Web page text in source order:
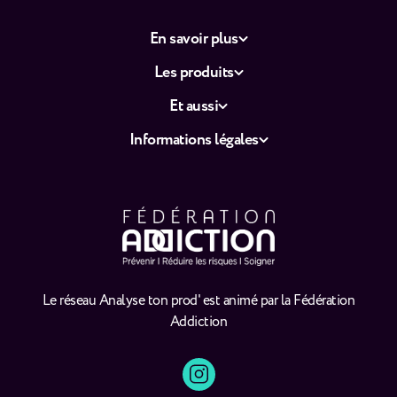
Le réseau Analyse ton prod' est animé par la Fédération
Addiction
En savoir plus
Les produits
Et aussi
Informations légales